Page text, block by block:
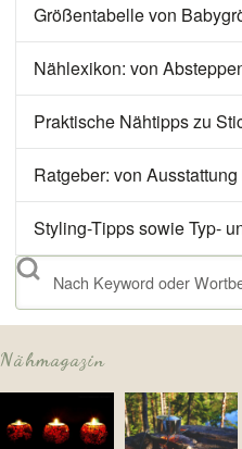
Größentabelle von
Nählexikon: von
Praktische Nähtipps zu
Ratgeber: von
Styling-Tipps sowie Typ-
Suche
Nähmagazin